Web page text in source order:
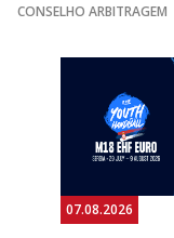
CONSELHO ARBITRAGEM
07.08.2026